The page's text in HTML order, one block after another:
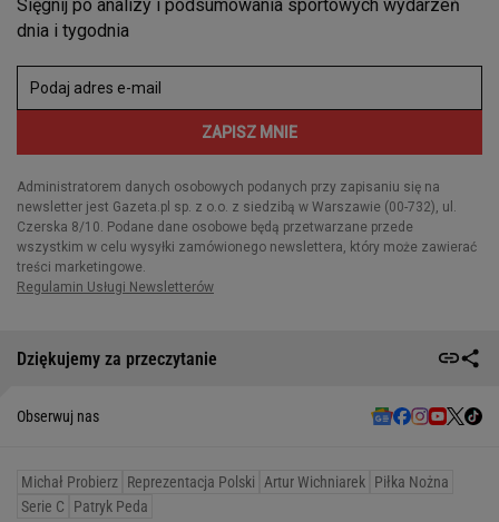
Dziękujemy za przeczytanie
Obserwuj nas
Michał Probierz Reprezentacja Polski Artur Wichniarek Piłka Nożna
Serie C
Patryk Peda